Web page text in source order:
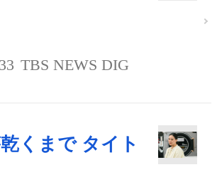
TBS NEWS DIG
くまで タイト